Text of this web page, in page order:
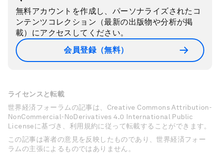
無料アカウントを作成し、パーソナライズされたコ
ンテンツコレクション（最新の出版物や分析が掲
載）にアクセスしてください。
会員登録（無料）
ライセンスと転載
世界経済フォーラムの記事は、Creative Commons Attribution-
NonCommercial-NoDerivatives 4.0 International Public
Licenseに基づき、利用規約に従って転載することができます。
この記事は著者の意見を反映したものであり、世界経済フォー
ラムの主張によるものではありません。